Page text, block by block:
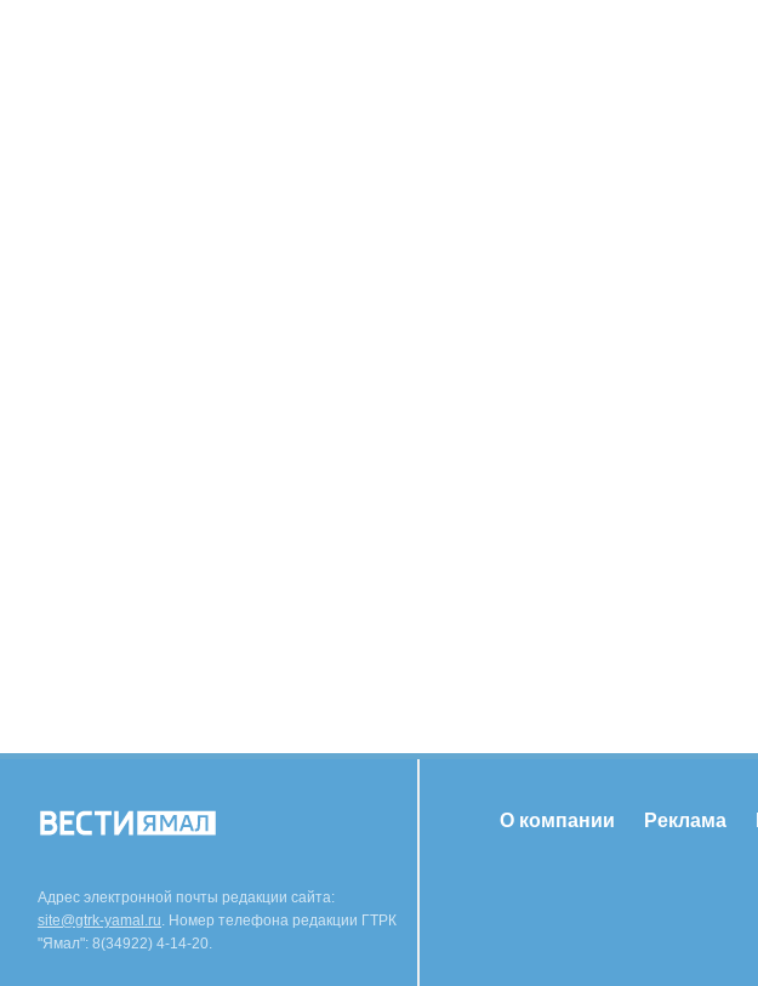
Адрес электронной почты редакции сайта:
site@gtrk-yamal.ru. Номер телефона редакции ГТРК
"Ямал": 8(34922) 4-14-20.
О компании Реклама